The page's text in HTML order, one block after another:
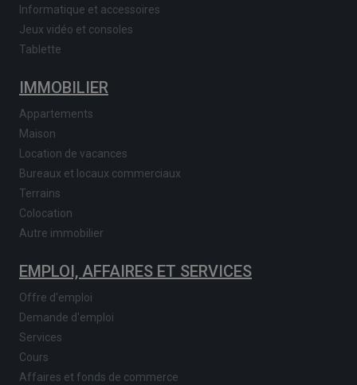
Informatique et accessoires
Jeux vidéo et consoles
Tablette
IMMOBILIER
Appartements
Maison
Location de vacances
Bureaux et locaux commerciaux
Terrains
Colocation
Autre immobilier
EMPLOI, AFFAIRES ET SERVICES
Offre d'emploi
Demande d'emploi
Services
Cours
Affaires et fonds de commerce